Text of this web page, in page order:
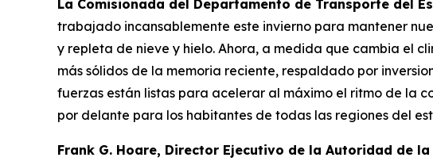
La Comisionada del Departamento de Transporte del
trabajado incansablemente este invierno para mantener
y repleta de nieve y hielo. Ahora, a medida que cambia el
más sólidos de la memoria reciente, respaldado por
fuerzas están listas para acelerar al máximo el ritmo de la
por delante para los habitantes de todas las regiones del
Frank G. Hoare, Director Ejecutivo de la Autoridad de